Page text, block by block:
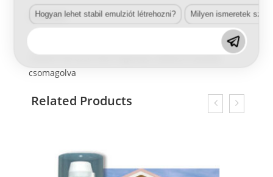
Cikkszám
746202 Aeroszol kézi fogantyú, átlátszó tasakba
csomagolva
Related Products
Hogyan lehet stabil emulziót létrehozni? Milyen ismeretek